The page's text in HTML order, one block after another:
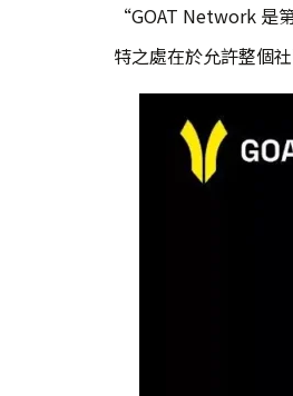
“GOAT Network 是
特之處在於允許整個